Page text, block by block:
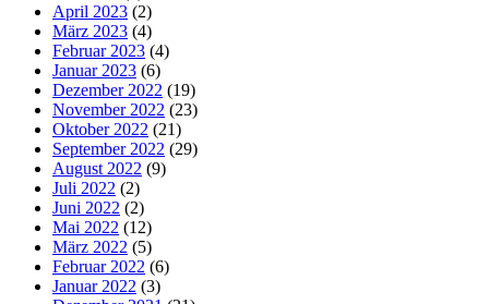
April 2023 (2)
März 2023 (4)
Februar 2023 (4)
Januar 2023 (6)
Dezember 2022 (19)
November 2022 (23)
Oktober 2022 (21)
September 2022 (29)
August 2022 (9)
Juli 2022 (2)
Juni 2022 (2)
Mai 2022 (12)
März 2022 (5)
Februar 2022 (6)
Januar 2022 (3)